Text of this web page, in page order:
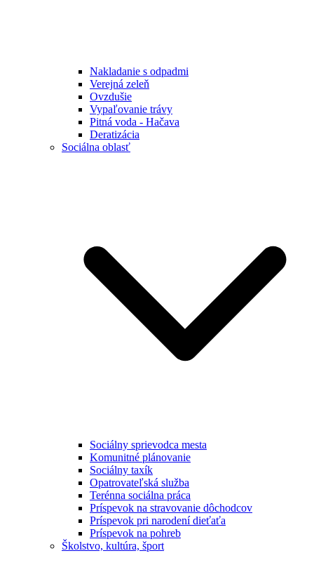
Nakladanie s odpadmi
Verejná zeleň
Ovzdušie
Vypaľovanie trávy
Pitná voda - Hačava
Deratizácia
Sociálna oblasť
Sociálny sprievodca mesta
Komunitné plánovanie
Sociálny taxík
Opatrovateľská služba
Terénna sociálna práca
Príspevok na stravovanie dôchodcov
Príspevok pri narodení dieťaťa
Príspevok na pohreb
Školstvo, kultúra, šport